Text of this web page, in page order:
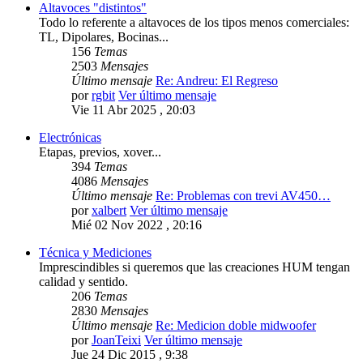
Altavoces "distintos"
Todo lo referente a altavoces de los tipos menos comerciales:
TL, Dipolares, Bocinas...
156 Temas
2503 Mensajes
Último mensaje Re: Andreu: El Regreso
porrgbit Ver último mensaje
Vie 11 Abr 2025 , 20:03
Electrónicas
Etapas, previos, xover...
394 Temas
4086 Mensajes
Último mensaje Re: Problemas con trevi AV450…
porxalbert Ver último mensaje
Mié 02 Nov 2022 , 20:16
Técnica y Mediciones
Imprescindibles si queremos que las creaciones HUM tengan
calidad y sentido.
206 Temas
2830 Mensajes
Último mensaje Re: Medicion doble midwoofer
porJoanTeixi Ver último mensaje
Jue 24 Dic 2015 , 9:38